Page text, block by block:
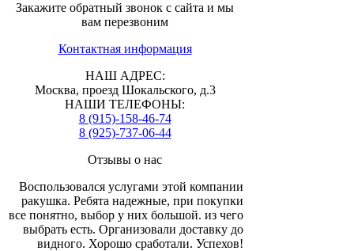
Закажите обратный звонок с сайта и мы
вам перезвоним
Контактная информация
НАШ АДРЕС:
Москва, проезд Шокальского, д.3
НАШИ ТЕЛЕФОНЫ:
8 (915)-158-46-74
8 (925)-737-06-44
Отзывы о нас
Воспользовался услугами этой компании
ракушка. Ребята надежные, при покупки
все понятно, выбор у них большой. из чего
выбрать есть. Организовали доставку до
видного. Хорошо сработали. Успехов!